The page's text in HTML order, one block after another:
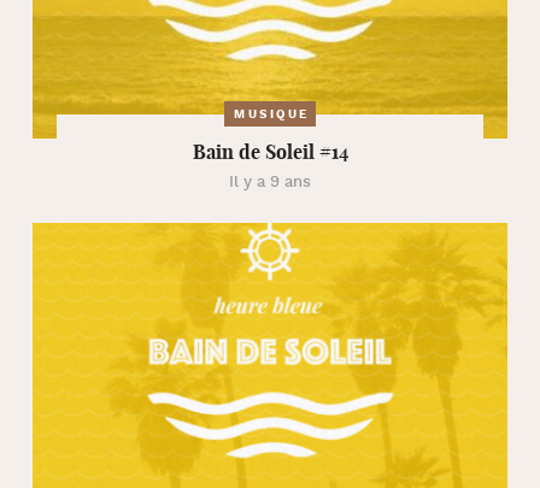
MUSIQUE
Bain de Soleil #14
Il y a 9 ans